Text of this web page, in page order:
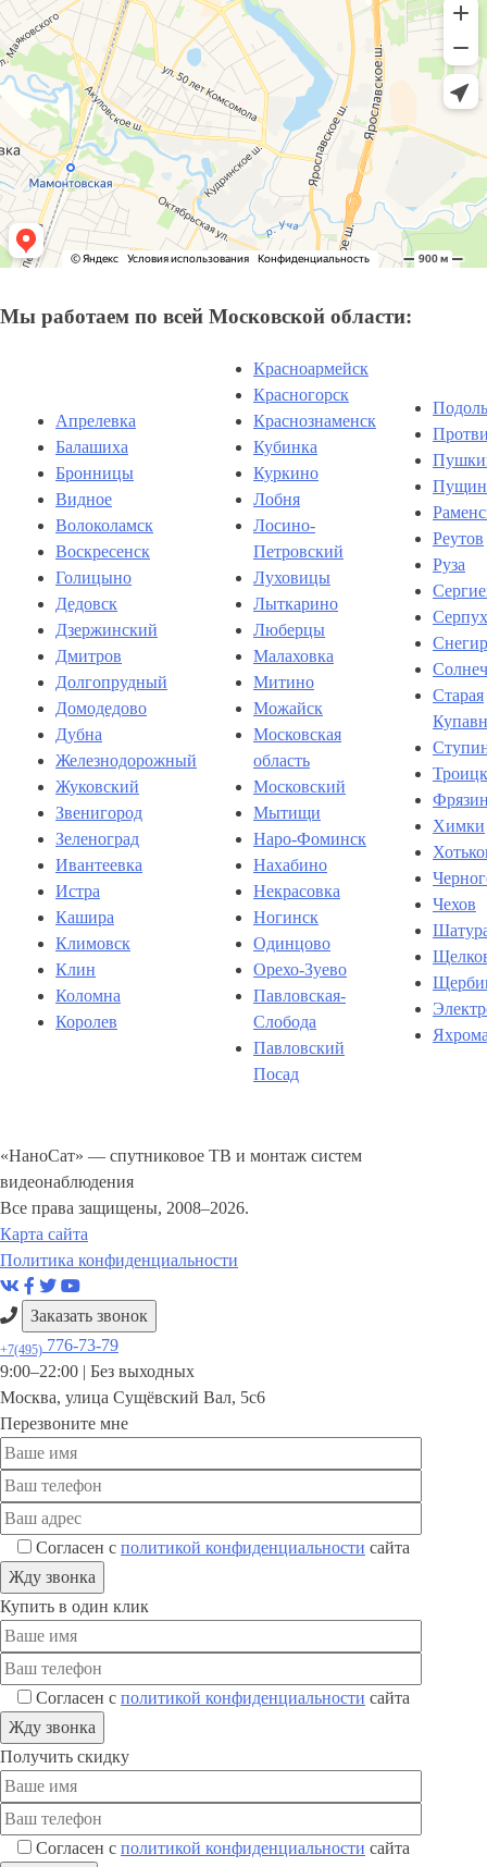
Мы работаем по всей Московской области:
Апрелевка
Балашиха
Бронницы
Видное
Волоколамск
Воскресенск
Голицыно
Дедовск
Дзержинский
Дмитров
Долгопрудный
Домодедово
Дубна
Железнодорожный
Жуковский
Звенигород
Зеленоград
Ивантеевка
Истра
Кашира
Климовск
Клин
Коломна
Королев
Красноармейск
Красногорск
Краснознаменск
Кубинка
Куркино
Лобня
Лосино-
Петровский
Луховицы
Лыткарино
Люберцы
Малаховка
Митино
Можайск
Московская
область
Московский
Мытищи
Наро-Фоминск
Нахабино
Некрасовка
Ногинск
Одинцово
Орехо-Зуево
Павловская-
Слобода
Павловский
Посад
Реутов
Руза
Старая
Троицк
Химки
Чехов
«НаноСат» — спутниковое ТВ и монтаж систем
видеонаблюдения
Все права защищены, 2008–2026.
Карта сайта
Политика конфиденциальности
Заказать звонок
+7(495) 776-73-79
9:00–22:00 | Без выходных
Москва, улица Сущёвский Вал, 5с6
Перезвоните мне
Согласен с политикой конфиденциальности сайта
Купить в один клик
Согласен с политикой конфиденциальности сайта
Получить скидку
Согласен с политикой конфиденциальности сайта